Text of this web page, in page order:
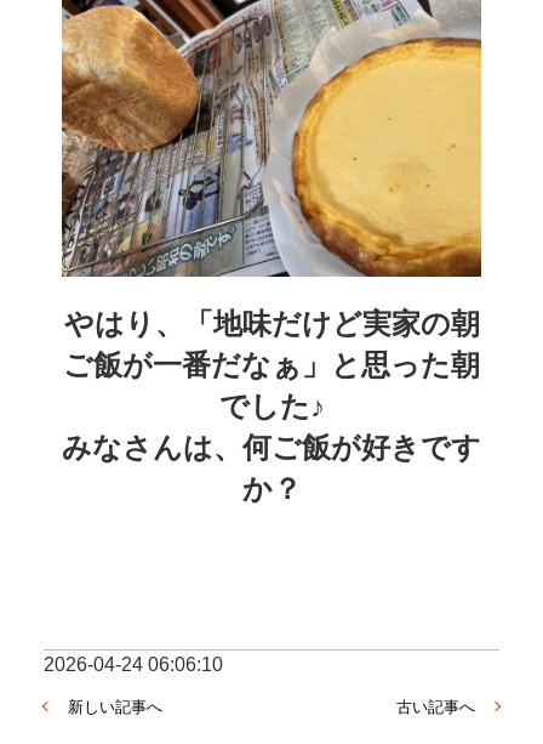
やはり、「地味だけど実家の朝
ご飯が一番だなぁ」と思った朝
でした♪
みなさんは、何ご飯が好きです
か？
2026-04-24 06:06:10
新しい記事へ 古い記事へ